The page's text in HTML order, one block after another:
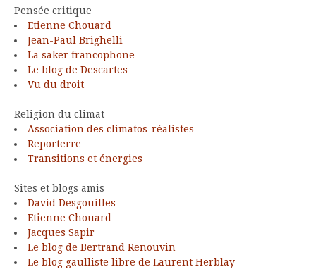
Pensée critique
Etienne Chouard
Jean-Paul Brighelli
La saker francophone
Le blog de Descartes
Vu du droit
Religion du climat
Association des climatos-réalistes
Reporterre
Transitions et énergies
Sites et blogs amis
David Desgouilles
Etienne Chouard
Jacques Sapir
Le blog de Bertrand Renouvin
Le blog gaulliste libre de Laurent Herblay